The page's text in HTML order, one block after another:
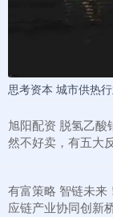
思考资本 城市供热
旭阳配资 脱氢乙酸
然不好卖，有五大
有富策略 智链未来
应链产业协同创新